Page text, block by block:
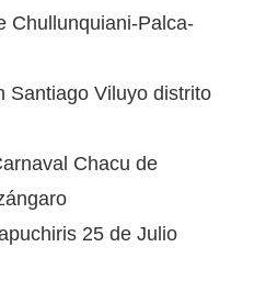
Chullunquiani-Palca-
Santiago Viluyo distrito
Chacu de
25 de Julio